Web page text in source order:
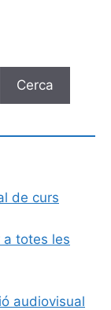
Cerca
de curs
a totes les
audiovisual